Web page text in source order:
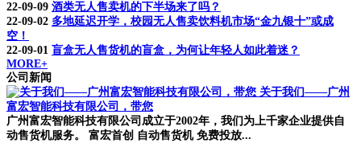
22-09-09 酒类无人售卖机的下半场来了吗？
22-09-02 多地延迟开学，校园无人售卖饮料机市场“金九银十”或成
空！
22-09-01 盲盒无人售货机的盲盒，为何让年轻人如此着迷？
MORE+
公司新闻
关于我们——广州
富宏智能科技有限公司，带您
广州富宏智能科技有限公司成立于2002年，我们为上千家企业提供自
动售货机服务。 富宏首创 自动售货机 免费投放...